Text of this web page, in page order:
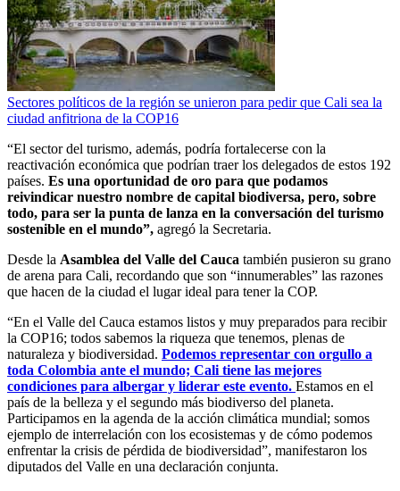
Sectores políticos de la región se unieron para pedir que Cali sea la
ciudad anfitriona de la COP16
“El sector del turismo, además, podría fortalecerse con la
reactivación económica que podrían traer los delegados de estos 192
países. Es una oportunidad de oro para que podamos
reivindicar nuestro nombre de capital biodiversa, pero, sobre
todo, para ser la punta de lanza en la conversación del turismo
sostenible en el mundo”, agregó la Secretaria.
Desde la Asamblea del Valle del Cauca también pusieron su grano
de arena para Cali, recordando que son “innumerables” las razones
que hacen de la ciudad el lugar ideal para tener la COP.
“En el Valle del Cauca estamos listos y muy preparados para recibir
la COP16; todos sabemos la riqueza que tenemos, plenas de
naturaleza y biodiversidad. Podemos representar con orgullo a
toda Colombia ante el mundo; Cali tiene las mejores
condiciones para albergar y liderar este evento. Estamos en el
país de la belleza y el segundo más biodiverso del planeta.
Participamos en la agenda de la acción climática mundial; somos
ejemplo de interrelación con los ecosistemas y de cómo podemos
enfrentar la crisis de pérdida de biodiversidad”, manifestaron los
diputados del Valle en una declaración conjunta.